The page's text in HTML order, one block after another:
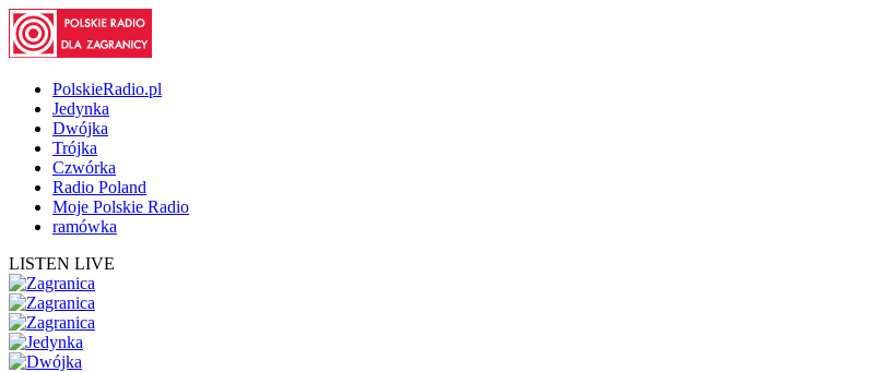
PolskieRadio.pl
Jedynka
Dwójka
Trójka
Czwórka
Radio Poland
Moje Polskie Radio
ramówka
LISTEN LIVE